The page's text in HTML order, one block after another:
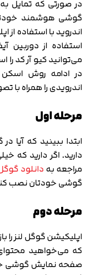
گوشی هوشمند
می‌توانید کیو آر کد
در ادامه روش
اندرویدی را همراه با
مرحله اول
ابتدا ببینید که آیا
دارید. اگر دارید که
مراجعه بهدانلود
گوشی خودتان نصب
مرحله دوم
اپلیکیشن گوگل لنز را
که می‌خواهید
صفحه نمایش گوشی